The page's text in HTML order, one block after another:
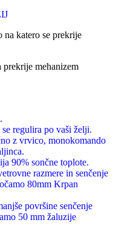
katero se prekrije
mehanizem
regulira po vaši želji.
z vrvico, monokomando
90% sončne toplote.
razmere in senčenje
80mm Krpan
površine senčenje
50 mm žaluzije